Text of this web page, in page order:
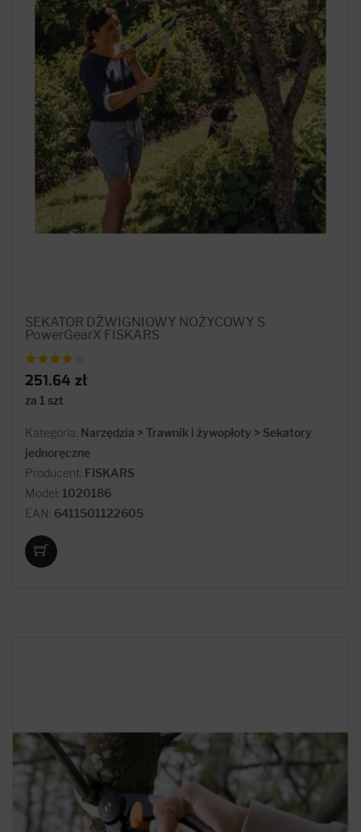
SEKATOR DŹWIGNIOWY NOŻYCOWY S
PowerGearX FISKARS
251.64 zł
za 1 szt
Kategoria: Narzędzia > Trawnik i żywopłoty > Sekatory
jednoręczne
Producent: FISKARS
Model: 1020186
EAN: 6411501122605